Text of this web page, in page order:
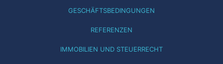
GESCHÄFTSBEDINGUNGEN
REFERENZEN
IMMOBILIEN UND STEUERRECHT